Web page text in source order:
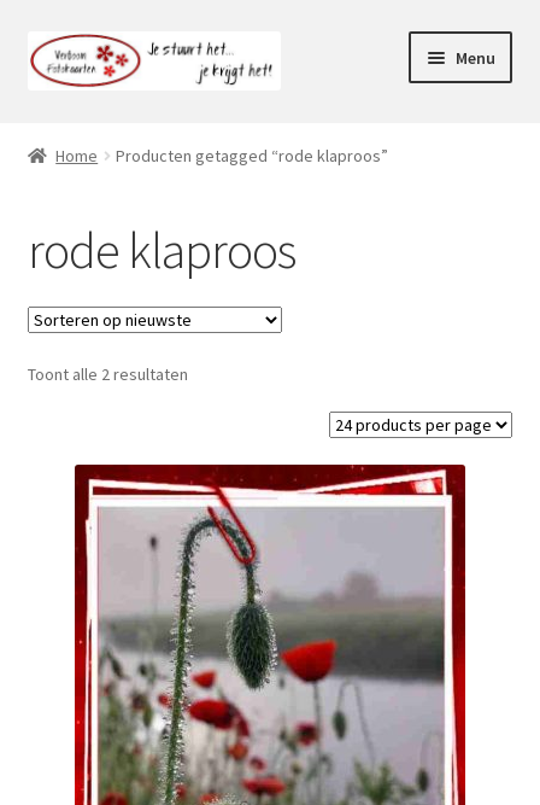
Ga
door
Ga
naar
Menu
Mijn account
Home Producten getagged “rode klaproos”
rode klaproos
Toont alle 2 resultaten